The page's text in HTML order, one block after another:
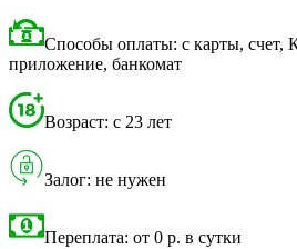
Способы оплаты: с карты, счет,
приложение, банкомат
Возраст: с 23 лет
Залог: не нужен
Переплата: от 0 р. в сутки